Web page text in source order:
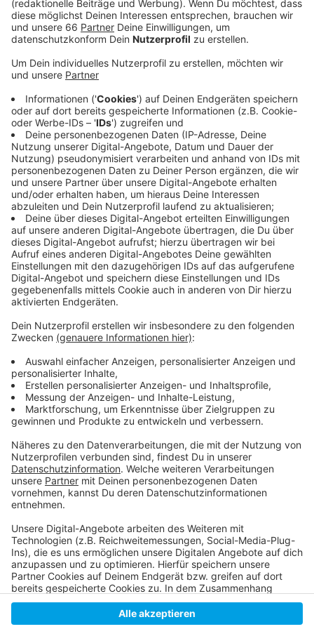
sich aus 180 Metern abseilen.
Veröffentlicht:Dienstag, 27.09.2022 15:36
Anzeige
Diese Vorführung wird rund 20 Minuten dauern. Dabei
werden sie einen Banner mit den Logos der drei
Feuerwehren ausrollen. Dieses Event ist ein
Vorgeschmack auf die 18. Deutsche Höhenretter-
Meisterschaft am kommenden Samstag. Im DOME in
Rath kommen 200 Höhenretter aus ganz Deutschland
zusammen. Die Teilnehmer bekommen pro
Mannschaft fünf Aufgaben. Unter anderem müssen sie
an einem Seil auf eine Höhe von 20 Metern aufsteigen.
Anzeige
Weitere Infos und Links zum Thema
Die Meldung der Stadt
Anzeige
Anzeige